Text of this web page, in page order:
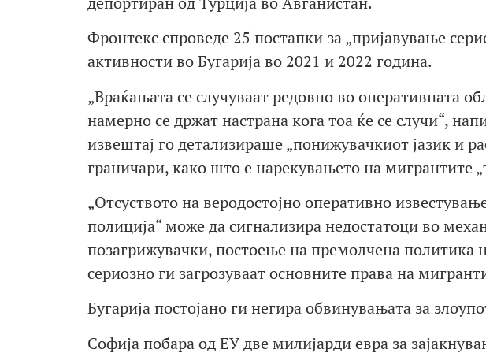
Фронтекс спроведе 25 постапки за „пријавување
активности во Бугарија во 2021 и 2022 година.
„Враќањата се случуваат редовно во оперативната
намерно се држат настрана кога тоа ќе се случи“,
извештај го детализираше „понижувачкиот јазик и
граничари, како што е нарекувањето на мигрантите
„Отсуството на веродостојно оперативно
полиција“ може да сигнализира недостатоци во
позагрижувачки, постоење на премолчена политика
сериозно ги загрозуваат основните права на
Бугарија постојано ги негира обвинувањата за
Софија побара од ЕУ две милијарди евра за